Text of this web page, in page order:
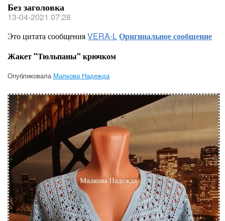
Без заголовка
13-04-2021 07:28
Это цитата сообщенияVERA-LОригинальное сообщение
Жакет "Тюльпаны" крючком
Опубликовала Малкова Надежда